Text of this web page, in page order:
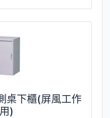
桌下櫃(屏風工作
)